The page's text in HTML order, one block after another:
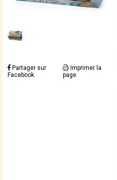
Partager sur
Facebook
Imprimer la
page